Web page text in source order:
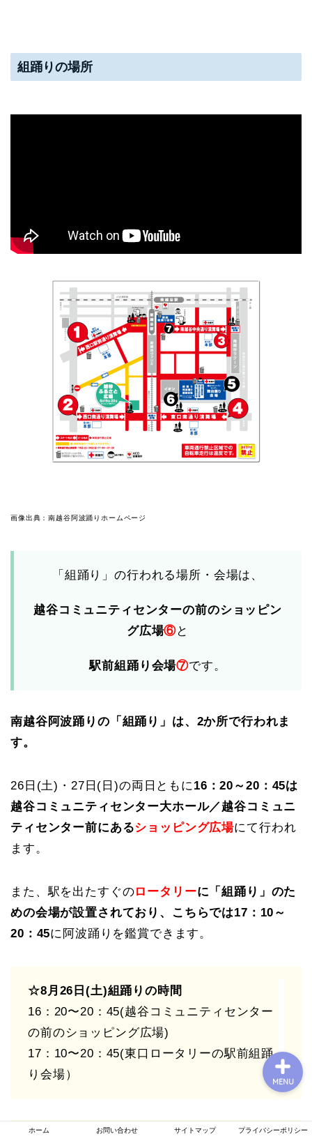
組踊りの場所
画像出典：南越谷阿波踊りホームページ
「組踊り」の行われる場所・会場は、
越谷コミュニティセンターの前のショッピン
グ広場⑥と
駅前組踊り会場⑦です。
南越谷阿波踊りの「組踊り」は、2か所で行われま
す。
26日(土)・27日(日)の両日ともに 16：20～20：45は
越谷コミュニティセンター大ホール／越谷コミュニ
ティセンター前にあるショッピング広場にて行われ
ます。
また、駅を出たすぐのロータリーに「組踊り」のた
めの会場が設置されており、こちらでは17：10～
20：45に阿波踊りを鑑賞できます。
☆8月26日(土)組踊りの時間
16：20〜20：45(越谷コミュニティセンター
の前のショッピング広場)
17：10〜20：45(東口ロータリーの駅前組踊
り会場）
ホーム お問い合わせ サイトマップ プライバシーポリシー
MENU
プロフィール
プライバシーポリシー